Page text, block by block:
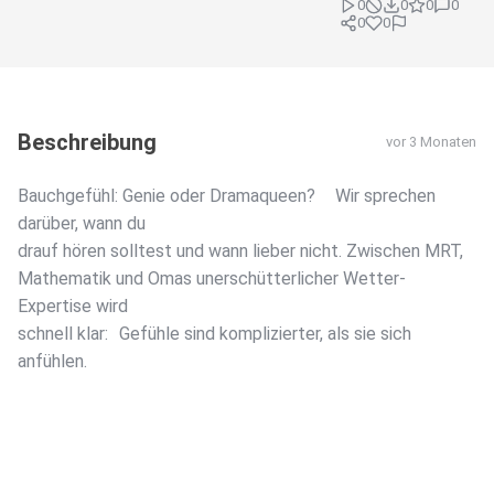
0 0 0
0
0
0
Beschreibung vor 3 Monaten
Bauchgefühl: Genie oder Dramaqueen? Wir sprechen
darüber, wann du
drauf hören solltest und wann lieber nicht. Zwischen MRT,
Mathematik und Omas unerschütterlicher Wetter-
Expertise wird
schnell klar: Gefühle sind komplizierter, als sie sich
anfühlen.